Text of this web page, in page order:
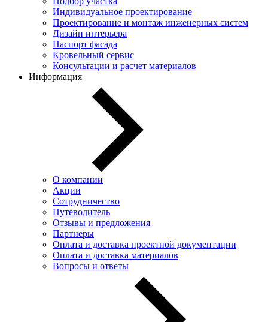
Индивидуальное проектирование
Проектирование и монтаж инженерных систем
Дизайн интерьера
Паспорт фасада
Кровельный сервис
Консультации и расчет материалов
Информация
О компании
Акции
Сотрудничество
Путеводитель
Отзывы и предложения
Партнеры
Оплата и доставка проектной документации
Оплата и доставка материалов
Вопросы и ответы